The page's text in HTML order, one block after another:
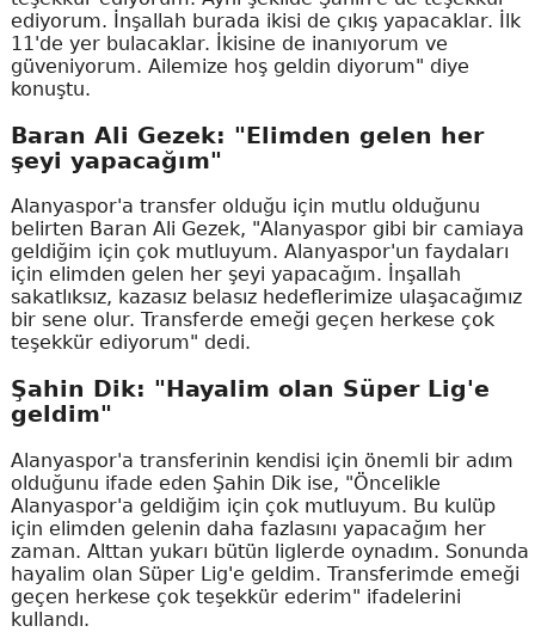
ediyorum. İnşallah burada ikisi de çıkış yapacaklar. İlk
11'de yer bulacaklar. İkisine de inanıyorum ve
güveniyorum. Ailemize hoş geldin diyorum" diye
konuştu.
Baran Ali Gezek: "Elimden gelen her
şeyi yapacağım"
Alanyaspor'a transfer olduğu için mutlu olduğunu
belirten Baran Ali Gezek, "Alanyaspor gibi bir camiaya
geldiğim için çok mutluyum. Alanyaspor'un faydaları
için elimden gelen her şeyi yapacağım. İnşallah
sakatlıksız, kazasız belasız hedeflerimize ulaşacağımız
bir sene olur. Transferde emeği geçen herkese çok
teşekkür ediyorum" dedi.
Şahin Dik: "Hayalim olan Süper Lig'e
geldim"
Alanyaspor'a transferinin kendisi için önemli bir adım
olduğunu ifade eden Şahin Dik ise, "Öncelikle
Alanyaspor'a geldiğim için çok mutluyum. Bu kulüp
için elimden gelenin daha fazlasını yapacağım her
zaman. Alttan yukarı bütün liglerde oynadım. Sonunda
hayalim olan Süper Lig'e geldim. Transferimde emeği
geçen herkese çok teşekkür ederim" ifadelerini
kullandı.